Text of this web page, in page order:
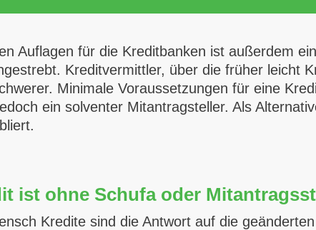
Auflagen für die Kreditbanken ist außerdem
Kreditvermittler, über die früher leicht
Minimale Voraussetzungen für eine
ein solventer Mitantragsteller. Als
ist ohne Schufa oder
Kredite sind die Antwort auf die